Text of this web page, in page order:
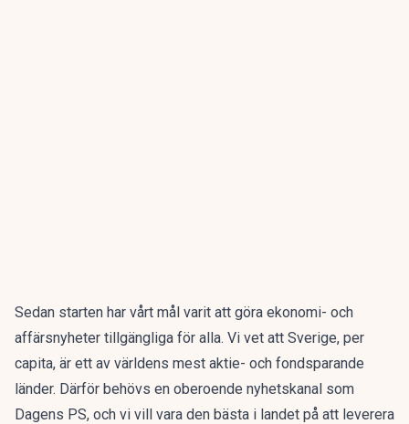
Sedan starten har vårt mål varit att göra ekonomi- och
affärsnyheter tillgängliga för alla. Vi vet att Sverige, per
capita, är ett av världens mest aktie- och fondsparande
länder. Därför behövs en oberoende nyhetskanal som
Dagens PS, och vi vill vara den bästa i landet på att leverera